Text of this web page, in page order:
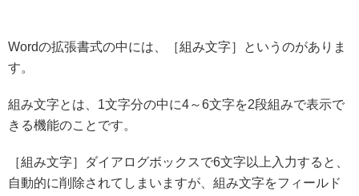
Wordの拡張書式の中には、［組み文字］というのがありま
す。
組み文字とは、1文字分の中に4～6文字を2段組みで表示で
きる機能のことです。
［組み文字］ダイアログボックスで6文字以上入力すると、
自動的に削除されてしまいますが、組み文字をフィールド